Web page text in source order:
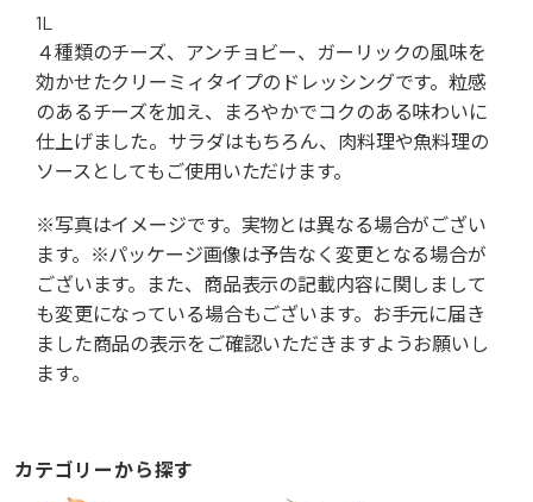
1L
４種類のチーズ、アンチョビー、ガーリックの風味を
効かせたクリーミィタイプのドレッシングです。粒感
のあるチーズを加え、まろやかでコクのある味わいに
仕上げました。サラダはもちろん、肉料理や魚料理の
ソースとしてもご使用いただけます。
※写真はイメージです。実物とは異なる場合がござい
ます。※パッケージ画像は予告なく変更となる場合が
ございます。また、商品表示の記載内容に関しまして
も変更になっている場合もございます。お手元に届き
ました商品の表示をご確認いただきますようお願いし
ます。
カテゴリーから探す